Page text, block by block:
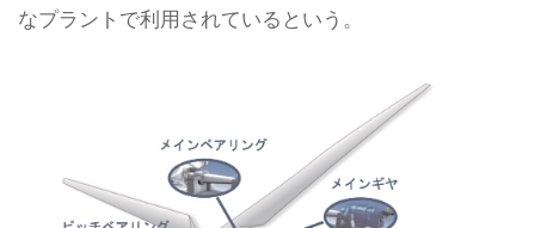
なプラントで利用されているという。